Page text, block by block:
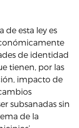
de esta ley es
de identidad
tienen, por las
impacto de
subsanadas sin
de la